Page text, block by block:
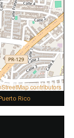
contributors
Rico